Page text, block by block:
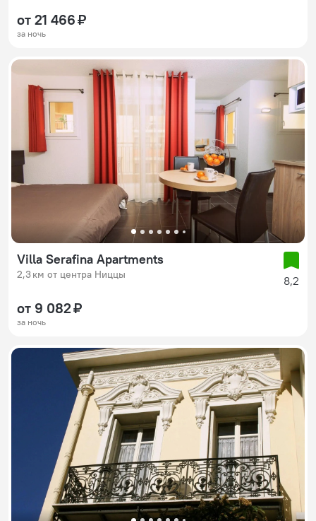
от 21 466 ₽
за ночь
Villa Serafina Apartments
2,3 км от центра Ниццы 8,2
от 9 082 ₽
за ночь